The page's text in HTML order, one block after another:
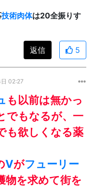
技術肉体は20全振りす
返信 5
02:27
も以前は無かっ
でもなるが、一
も欲しくなる薬
Vがフューリー
物を求めて街を